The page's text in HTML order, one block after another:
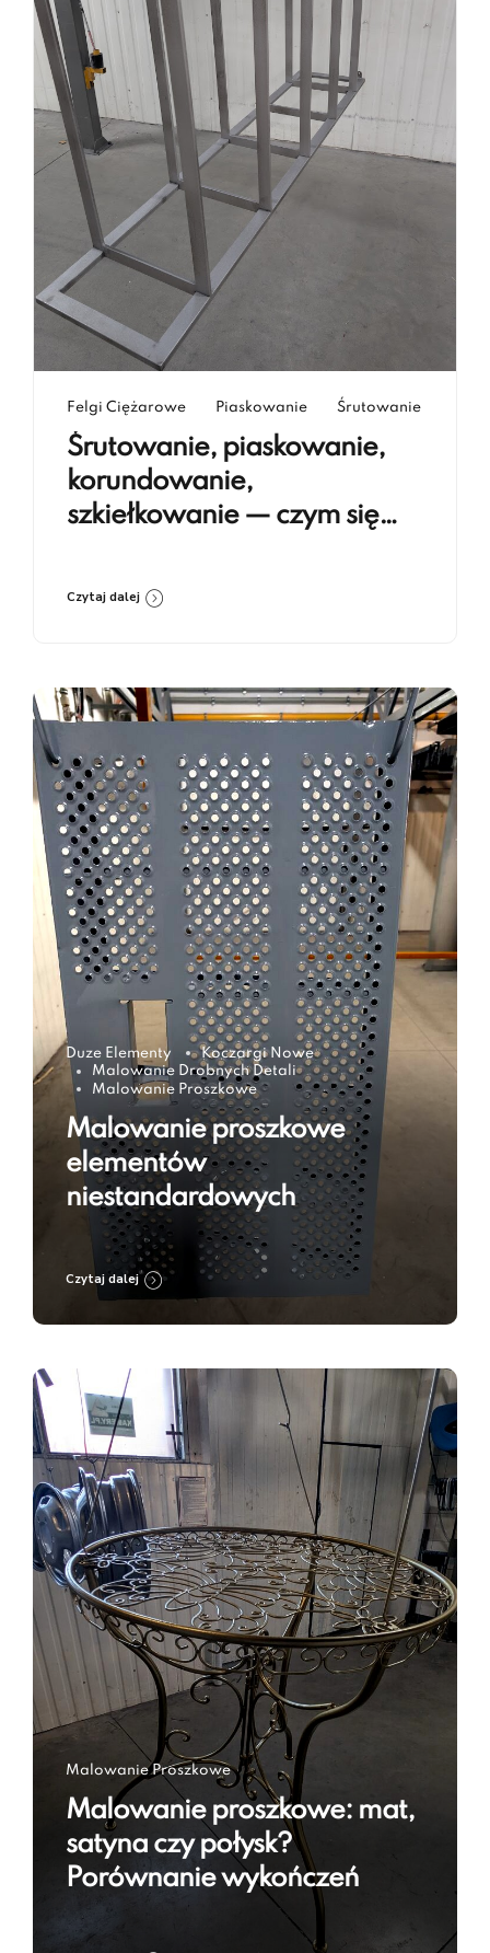
Felgi Ciężarowe Piaskowanie Śrutowanie
Śrutowanie, piaskowanie,
korundowanie,
szkiełkowanie — czym się
Czytaj dalej
Duze Elementy
Koczargi Nowe
Malowanie Drobnych Detali
Malowanie Proszkowe
Malowanie proszkowe
elementów
niestandardowych
Czytaj dalej
Malowanie Proszkowe
Malowanie proszkowe: mat,
satyna czy połysk?
Porównanie wykończeń